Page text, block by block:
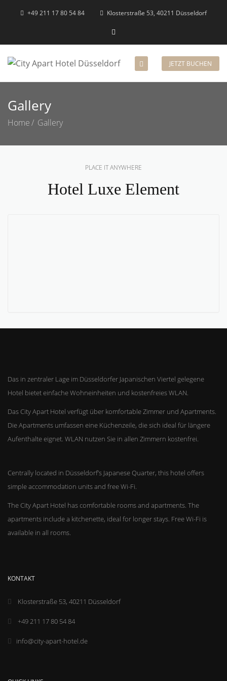
+49 211 17 80 54 84 Klosterstraße 53, 40211 Düsseldorf
JETZT BUCHEN
Gallery
Home Gallery
PLACE IT ANYWHERE
Hotel Luxe Element
Das in zentraler Lage im Düsseldorfer Japanischen Viertel gelegene
Hotel bietet einfache Wohneinheiten und kostenfreies WLAN.
Das City Apart Hotel verfügt über komfortable Zimmer und Apartments.
Die Apartments umfassen eine Küchenzeile, die sich ideal für längere
Aufenthalte eignet. WLAN nutzen Sie in allen Zimmern kostenfrei.
Centrally located in Düsseldorf’s Japanese Quarter, this hotel offers
simple accommodation units and free Wi-Fi.
The City Apart Hotel has comfortable rooms and apartments. The
apartments include a kitchenette, ideal for longer stays. Free Wi-Fi is
available in all rooms.
KONTAKT
Klosterstraße 53, 40211 Düsseldorf
+49 211 17 80 54 84
info@city-apart-hotel.de